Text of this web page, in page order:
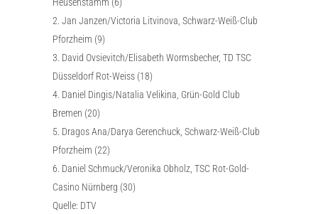
2. Jan Janzen/Victoria Litvinova, Schwarz-Weiß-Club
Pforzheim (9)
3. David Ovsievitch/Elisabeth Wormsbecher, TD TSC
Düsseldorf Rot-Weiss (18)
4. Daniel Dingis/Natalia Velikina, Grün-Gold Club
Bremen (20)
5. Dragos Ana/Darya Gerenchuck, Schwarz-Weiß-Club
Pforzheim (22)
6. Daniel Schmuck/Veronika Obholz, TSC Rot-Gold-
Casino Nürnberg (30)
Quelle: DTV